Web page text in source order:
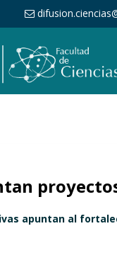
apuntan al